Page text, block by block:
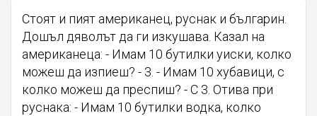
Стоят и пият американец, руснак и българин.
Дошъл дяволът да ги изкушава. Казал на
американеца: - Имам 10 бутилки уиски, колко
можеш да изпиеш? - 3. - Имам 10 хубавици, с
колко можеш да преспиш? - С 3. Отива при
руснака: - Имам 10 бутилки водка, колко